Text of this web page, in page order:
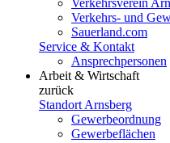
Verkehrsverein
Verkehrs- und
Sauerland.com
Service & Kontakt
Ansprechpersonen
Arbeit & Wirtschaft
zurück
Standort Arnsberg
Gewerbeordnung
Gewerbeflächen